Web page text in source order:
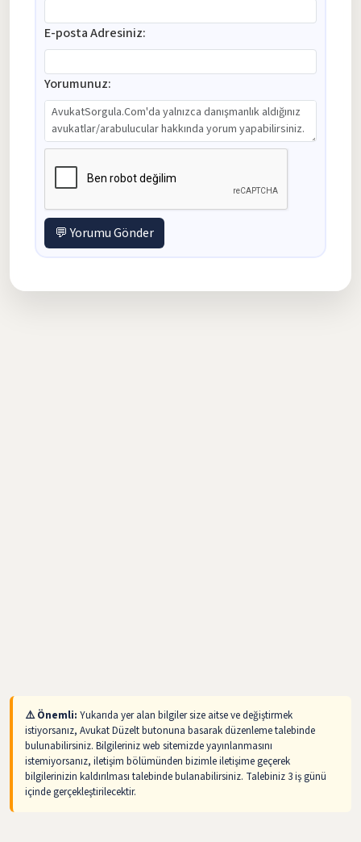
E-posta Adresiniz:
Yorumunuz:
💬 Yorumu Gönder
⚠️ Önemli: Yukarıda yer alan bilgiler size aitse ve değiştirmek
istiyorsanız, Avukat Düzelt butonuna basarak düzenleme talebinde
bulunabilirsiniz. Bilgileriniz web sitemizde yayınlanmasını
istemiyorsanız, iletişim bölümünden bizimle iletişime geçerek
bilgilerinizin kaldırılması talebinde bulanabilirsiniz. Talebiniz 3 iş günü
içinde gerçekleştirilecektir.